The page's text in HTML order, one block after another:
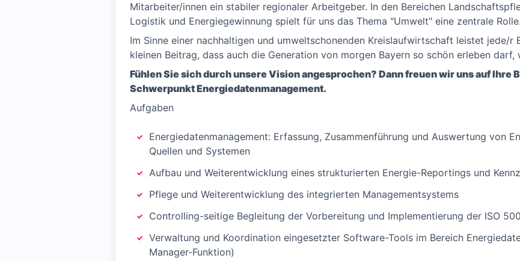
Mitarbeiter/innen ein stabiler regionaler Arbeitgeber. In den Bereichen
Logistik und Energiegewinnung spielt für uns das Thema "Umwelt" eine zentrale Rolle.
Im Sinne einer nachhaltigen und umweltschonenden Kreislaufwirtschaft leistet jede/r
kleinen Beitrag, dass auch die Generation von morgen Bayern so schön erleben darf,
​​Fühlen Sie sich durch unsere Vision angesprochen? Dann freuen wir uns auf
Schwerpunkt Energiedatenmanagement.​
Aufgaben
Energiedatenmanagement: Erfassung, Zusammenführung und Auswertung von
Quellen und Systemen
Aufbau und Weiterentwicklung eines strukturierten Energie-Reportings und
Pflege und Weiterentwicklung des integrierten Managementsystems
Controlling-seitige Begleitung der Vorbereitung und Implementierung der ISO
Verwaltung und Koordination eingesetzter Software-Tools im Bereich
Manager-Funktion)